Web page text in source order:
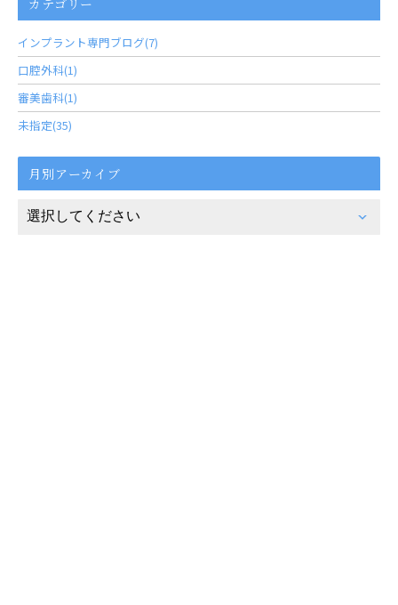
インプラント専門ブログ(7)
口腔外科(1)
審美歯科(1)
未指定(35)
月別アーカイブ